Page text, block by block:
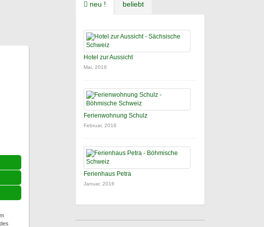
neu ! beliebt
Hotel zur Aussicht
Mai, 2016
Ferienwohnung Schulz
Februar, 2016
Ferienhaus Petra
Januar, 2016